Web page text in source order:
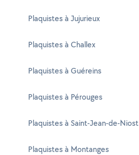
Plaquistes à Jujurieux
Plaquistes à Challex
Plaquistes à Guéreins
Plaquistes à Pérouges
Plaquistes à Saint-Jean-de-Niost
Plaquistes à Montanges